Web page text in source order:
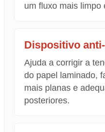
um fluxo mais limpo
Dispositivo
Ajuda a corrigir a
do papel laminado,
mais planas e
posteriores.